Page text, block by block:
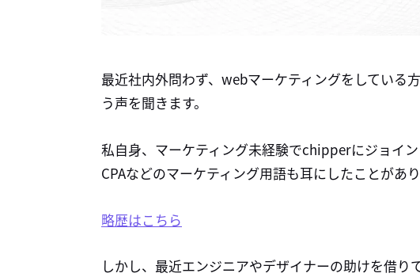
最近社内外問わず、webマーケティングをしている
う声を聞きます。
私自身、マーケティング未経験でchipperにジョイ
CPAなどのマーケティング用語も耳にしたことがあり
略歴はこちら
しかし、最近エンジニアやデザイナーの助けを借り